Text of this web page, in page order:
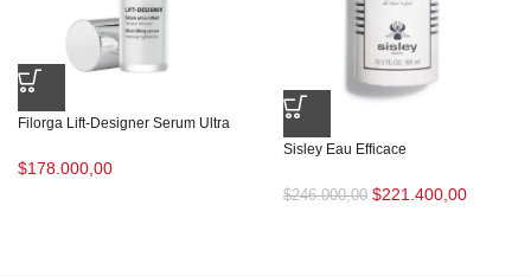
Filorga Lift-Designer Serum Ultra
$178.000,00
Sisley Eau Efficace
$246.000,00 $221.400,00